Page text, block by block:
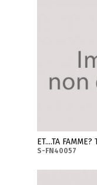
ET....TA
S-FN40057